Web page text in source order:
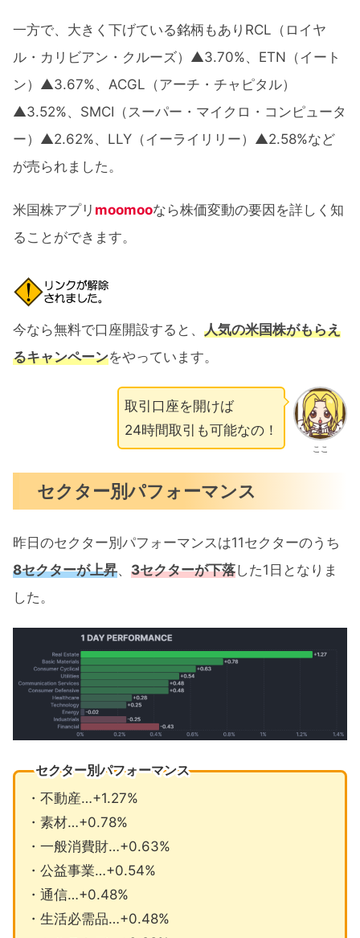
一方で、大きく下げている銘柄もありRCL（ロイヤ
ル・カリビアン・クルーズ）▲3.70%、ETN（イート
ン）▲3.67%、ACGL（アーチ・チャピタル）
▲3.52%、SMCI（スーパー・マイクロ・コンピュータ
ー）▲2.62%、LLY（イーライリリー）▲2.58%など
が売られました。
米国株アプリ moomooなら株価変動の要因を詳しく知
ることができます。
今なら無料で口座開設すると、 人気の米国株がもらえ
るキャンペーンをやっています。
ここ
取引口座を開けば
24時間取引も可能なの！
セクター別パフォーマンス
昨日のセクター別パフォーマンスは11セクターのうち
8セクターが上昇、 3セクターが下落した1日となりま
した。
セクター別パフォーマンス
・不動産…+1.27%
・素材…+0.78%
・一般消費財…+0.63%
・公益事業…+0.54%
・通信…+0.48%
・生活必需品…+0.48%